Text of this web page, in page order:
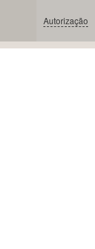
Autorização